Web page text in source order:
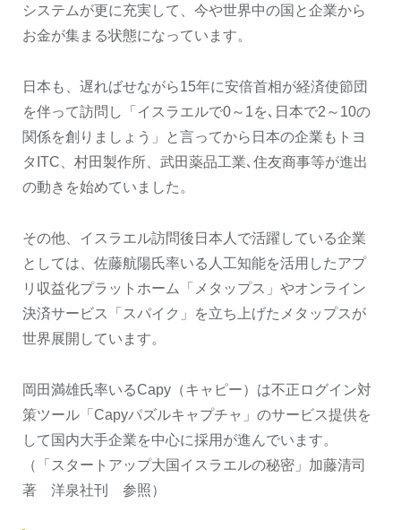
システムが更に充実して、今や世界中の国と企業から
お金が集まる状態になっています。
日本も、遅ればせながら15年に安倍首相が経済使節団
を伴って訪問し「イスラエルで0～1を､日本で2～10の
関係を創りましょう」と言ってから日本の企業もトヨ
タITC、村田製作所、武田薬品工業､住友商事等が進出
の動きを始めていました。
その他、イスラエル訪問後日本人で活躍している企業
としては、佐藤航陽氏率いる人工知能を活用したアプ
リ収益化プラットホーム「メタップス」やオンライン
決済サービス「スパイク」を立ち上げたメタップスが
世界展開しています。
岡田満雄氏率いるCapy（キャピー）は不正ログイン対
策ツール「Capyパズルキャプチャ」のサービス提供を
して国内大手企業を中心に採用が進んでいます。
（「スタートアップ大国イスラエルの秘密」加藤清司
著 洋泉社刊 参照）